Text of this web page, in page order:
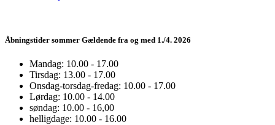
Åbningstider sommer Gældende fra og med 1./4. 2026
Mandag: 10.00 - 17.00
Tirsdag: 13.00 - 17.00
Onsdag-torsdag-fredag: 10.00 - 17.00
Lørdag: 10.00 - 14.00
søndag: 10.00 - 16,00
helligdage: 10.00 - 16.00